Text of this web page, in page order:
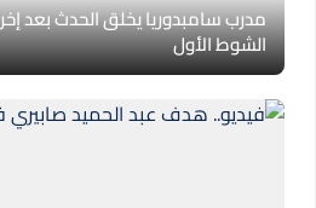
مدرب سامبدوريا يخلق الحدث بعد إخراج
الشوط الأول